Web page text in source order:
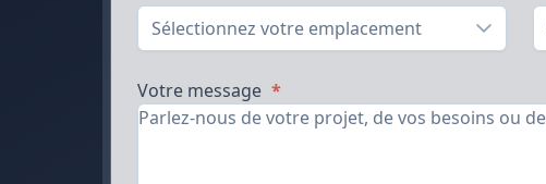
Sélectionnez votre emplacement
Votre message *